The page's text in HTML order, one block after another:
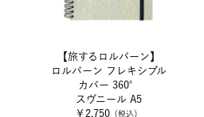
【旅するロルバーン】
ロルバーン フレキシブル
カバー 360°
スヴニール A5
￥2,750 （税込）